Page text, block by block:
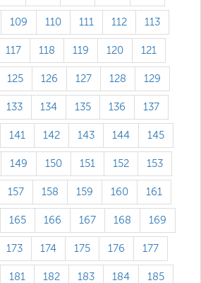
109 110 111 112 113
117 118 119 120 121
125 126 127 128 129
133 134 135 136 137
141 142 143 144 145
149 150 151 152 153
157 158 159 160 161
165 166 167 168 169
173 174 175 176 177
181 182 183 184 185